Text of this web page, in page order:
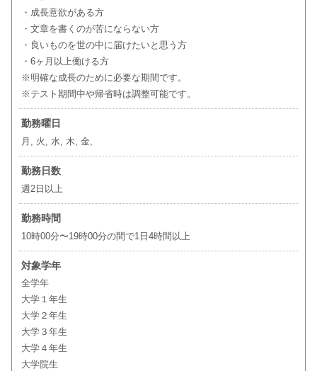
・成長意欲がある方
・文章を書くのが苦にならない方
・良いものを世の中に届けたいと思う方
・6ヶ月以上働ける方
※明確な成長のために必要な期間です。
※テスト期間中や帰省時は調整可能です。
勤務曜日
月, 火, 水, 木, 金,
勤務日数
週2日以上
勤務時間
10時00分〜19時00分の間で1日4時間以上
対象学年
全学年
大学１年生
大学２年生
大学３年生
大学４年生
大学院生